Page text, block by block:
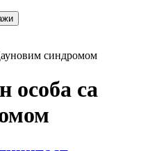
синдромом
особа са